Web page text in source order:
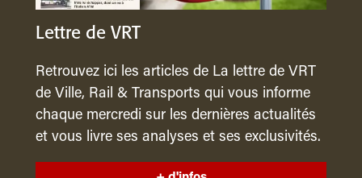
Lettre de VRT
Retrouvez ici les articles de La lettre de VRT
de Ville, Rail & Transports qui vous informe
chaque mercredi sur les dernières actualités
et vous livre ses analyses et ses exclusivités.